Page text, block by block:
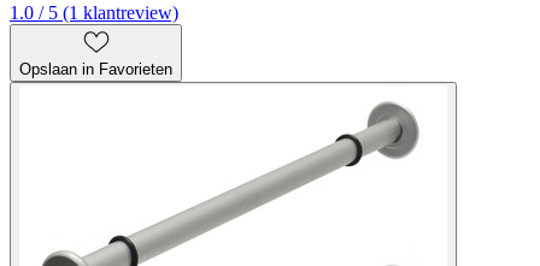
1.0 / 5 (1 klantreview)
Opslaan in Favorieten